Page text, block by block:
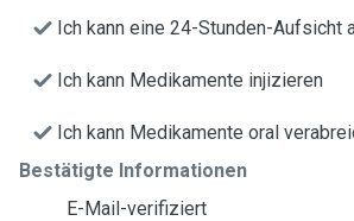
Ich kann eine 24-Stunden-Aufsicht
Ich kann Medikamente injizieren
Ich kann Medikamente oral
Bestätigte Informationen
E-Mail-verifiziert